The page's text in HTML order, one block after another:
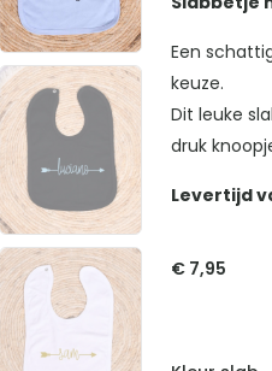
Een
keuze.
Dit leuke
druk
Levertijd
€ 7,95